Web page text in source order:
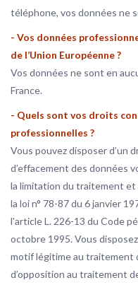
téléphone, vos données ne
- Vos données
de l’Union Européenne ?
Vos données ne sont en
France.
- Quels sont vos droits
professionnelles ?
Vous pouvez disposer d’un
d’effacement des données
la limitation du traitement et
la loi n° 78-87 du 6 janvier
l'article L. 226-13 du Code
octobre 1995. Vous
motif légitime au traitement
d’opposition au traitement